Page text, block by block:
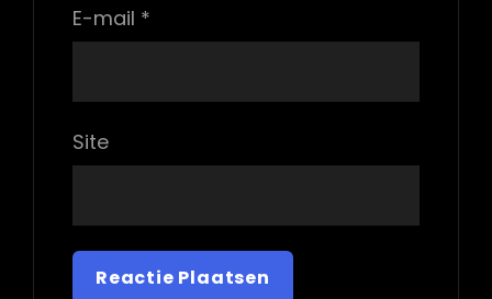
E-mail *
Site